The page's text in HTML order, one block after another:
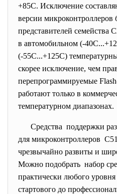
+85С. Исключение
версии
представителей семейства
в автомобильном (-
(-55С...+125С)
скорее исключение, чем
перепрограммируемые
работают только в
температурном диапазонах.
Средства поддержки
для микроконтроллеров С51
чрезвычайно развиты и
Можно подобрать набор
практически любого
стартового до